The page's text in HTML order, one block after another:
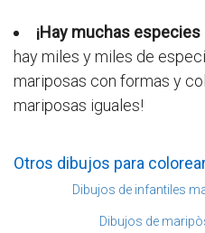
¡Hay muchas
hay miles y miles de
mariposas con formas y
mariposas iguales!
Otros dibujos para
Dibujos de infantiles
Dibujos de